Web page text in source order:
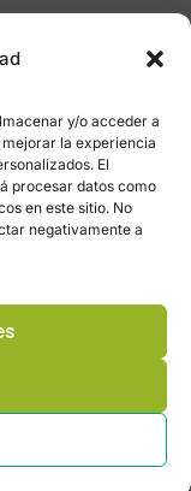
y/o acceder a
la experiencia
El
procesar datos como
en este sitio. No
negativamente a